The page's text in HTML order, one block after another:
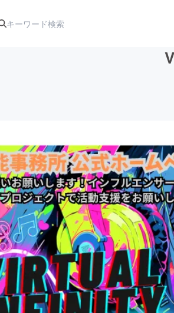
アート・写真
テクノロジー・ガジェット
映像・映画
ビジネス・起業
まちづくり・地域活性化